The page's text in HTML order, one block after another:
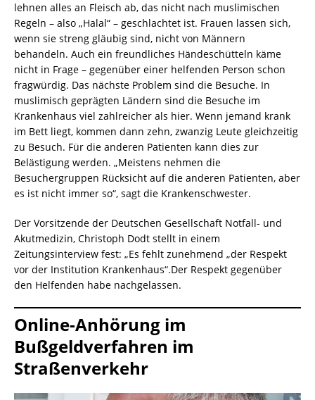
lehnen alles an Fleisch ab, das nicht nach muslimischen
Regeln – also „Halal“ – geschlachtet ist. Frauen lassen sich,
wenn sie streng gläubig sind, nicht von Männern
behandeln. Auch ein freundliches Händeschütteln käme
nicht in Frage – gegenüber einer helfenden Person schon
fragwürdig. Das nächste Problem sind die Besuche. In
muslimisch geprägten Ländern sind die Besuche im
Krankenhaus viel zahlreicher als hier. Wenn jemand krank
im Bett liegt, kommen dann zehn, zwanzig Leute gleichzeitig
zu Besuch. Für die anderen Patienten kann dies zur
Belästigung werden. „Meistens nehmen die
Besuchergruppen Rücksicht auf die anderen Patienten, aber
es ist nicht immer so“, sagt die Krankenschwester.
Der Vorsitzende der Deutschen Gesellschaft Notfall- und
Akutmedizin, Christoph Dodt stellt in einem
Zeitungsinterview fest: „Es fehlt zunehmend „der Respekt
vor der Institution Krankenhaus“.Der Respekt gegenüber
den Helfenden habe nachgelassen.
Online-Anhörung im
Bußgeldverfahren im
Straßenverkehr